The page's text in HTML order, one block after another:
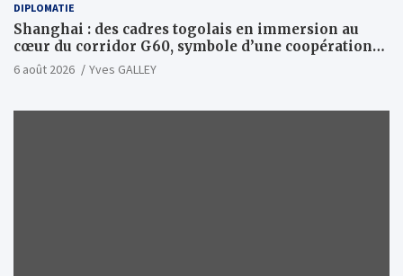
DIPLOMATIE
Shanghai : des cadres togolais en immersion au
cœur du corridor G60, symbole d’une coopération
sino-togolaise axée sur l’excellence et le leadership
6 août 2026 Yves GALLEY